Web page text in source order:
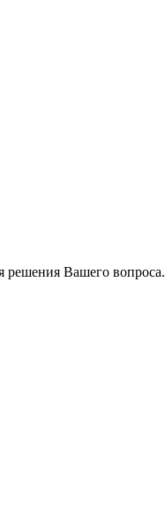
решения Вашего вопроса.